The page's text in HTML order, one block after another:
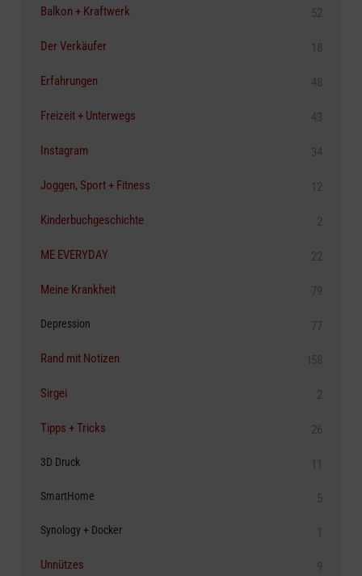
Balkon + Kraftwerk 52
Der Verkäufer 18
Erfahrungen 48
Freizeit + Unterwegs 43
Instagram 34
Joggen, Sport + Fitness 12
Kinderbuchgeschichte 2
ME EVERYDAY 22
Meine Krankheit 79
Depression 77
Rand mit Notizen 158
Sirgei 2
Tipps + Tricks 26
3D Druck 11
SmartHome 5
Synology + Docker 1
Unnützes 9